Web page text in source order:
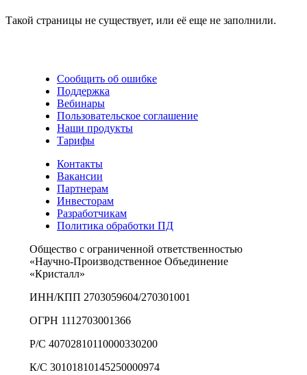
Такой страницы не существует, или её еще не заполнили.
Сообщить об ошибке
Поддержка
Вебинары
Пользовательское соглашение
Наши продукты
Тарифы
Контакты
Вакансии
Партнерам
Инвесторам
Разработчикам
Политика обработки ПД
Общество с ограниченной ответственностью
«Научно-Производственное Объединение
«Кристалл»
ИНН/КПП 2703059604/270301001
ОГРН 1112703001366
Р/С 40702810110000330200
К/С 30101810145250000974